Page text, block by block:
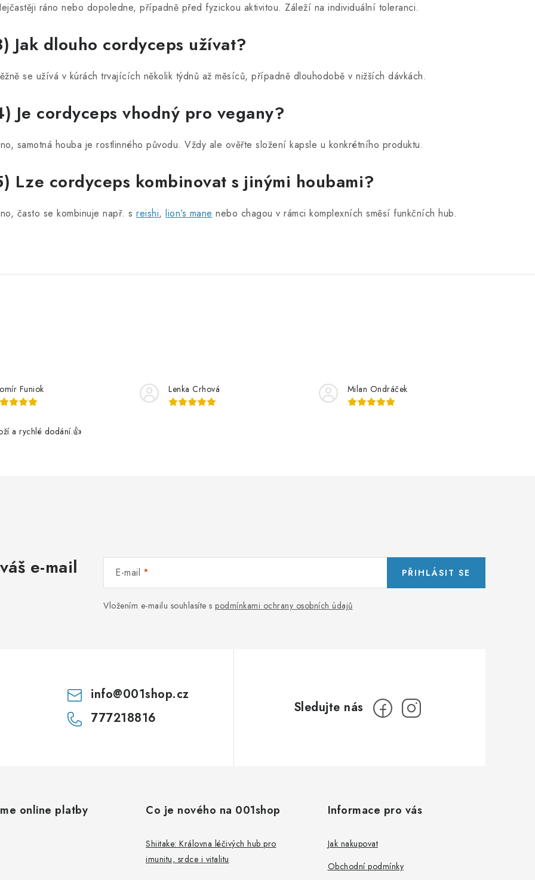
ráno nebo dopoledne, případně před fyzickou aktivitou. Záleží na individuální toleranci.
Jak dlouho cordyceps užívat?
se užívá v kúrách trvajících několik týdnů až měsíců, případně dlouhodobě v nižších dávkách.
Je cordyceps vhodný pro vegany?
samotná houba je rostlinného původu. Vždy ale ověřte složení kapsle u konkrétního produktu.
Lze cordyceps kombinovat s jinými houbami?
často se kombinuje např. s reishi, lion’s mane nebo chagou v rámci komplexních směsí funkčních hub.
Funiok
a rychlé dodání.👍
Lenka Crhová Milan Ondráček
e-mail E-mail
Vložením e-mailu souhlasíte s podmínkami ochrany osobních údajů
PŘIHLÁSIT SE
info@001shop.cz
777218816
online platby Co je nového na 001shop
Shiitake: Královna léčivých hub pro
imunitu, srdce i vitalitu
Informace pro vás
Jak nakupovat
Obchodní podmínky